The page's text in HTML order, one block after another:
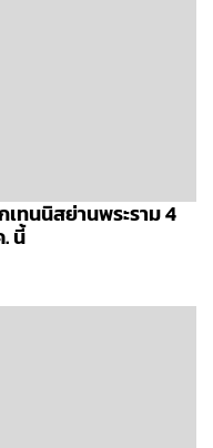
ทนนิสย่านพระราม 4
นี้